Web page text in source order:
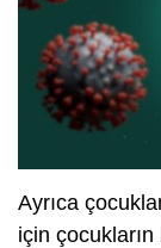
Ayrıca
için